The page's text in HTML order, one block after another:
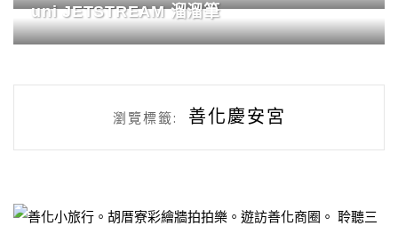
uni JETSTREAM 溜溜筆
瀏覽標籤: 善化慶安宮